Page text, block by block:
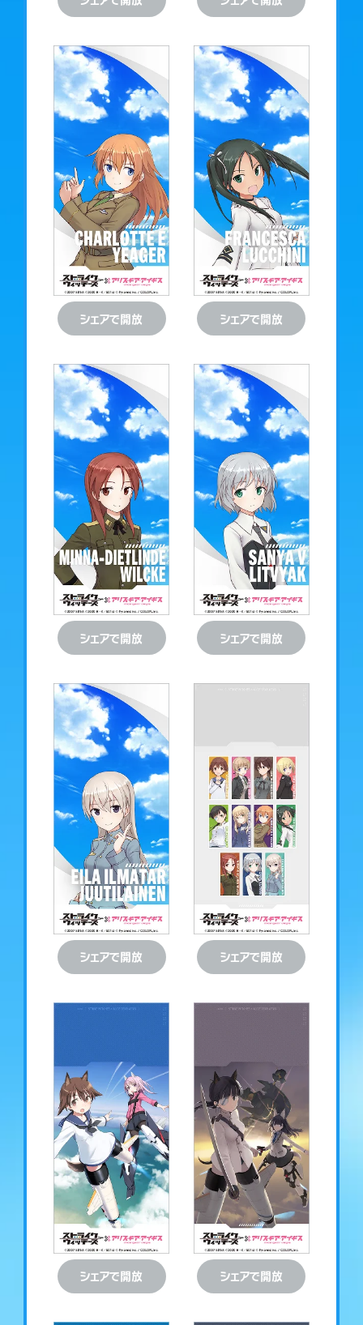
ダウンロード ダウンロード
ダウンロード ダウンロード
ダウンロード ダウンロード
ダウンロード ダウンロード